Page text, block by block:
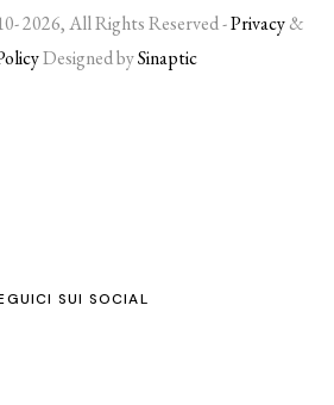
2026, All Rights Reserved -Privacy&
Designed bySinaptic
SUI SOCIAL